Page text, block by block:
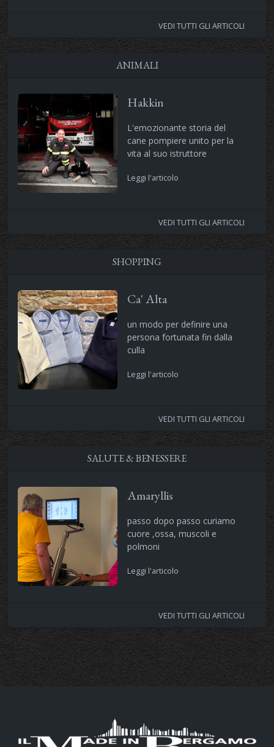
VEDI TUTTI GLI ARTICOLI
ANIMALI
Hakkin
L'emozionante storia del
cane pompiere unito per la
vita al suo istruttore
Leggi l'articolo
VEDI TUTTI GLI ARTICOLI
SHOPPING
Ca' Alta
un modo per definire una
persona fortunata fin dalla
culla
Leggi l'articolo
VEDI TUTTI GLI ARTICOLI
SALUTE & BENESSERE
Amaryllis
passo dopo passo curiamo
cuore ,ossa, muscoli e
polmoni
Leggi l'articolo
VEDI TUTTI GLI ARTICOLI